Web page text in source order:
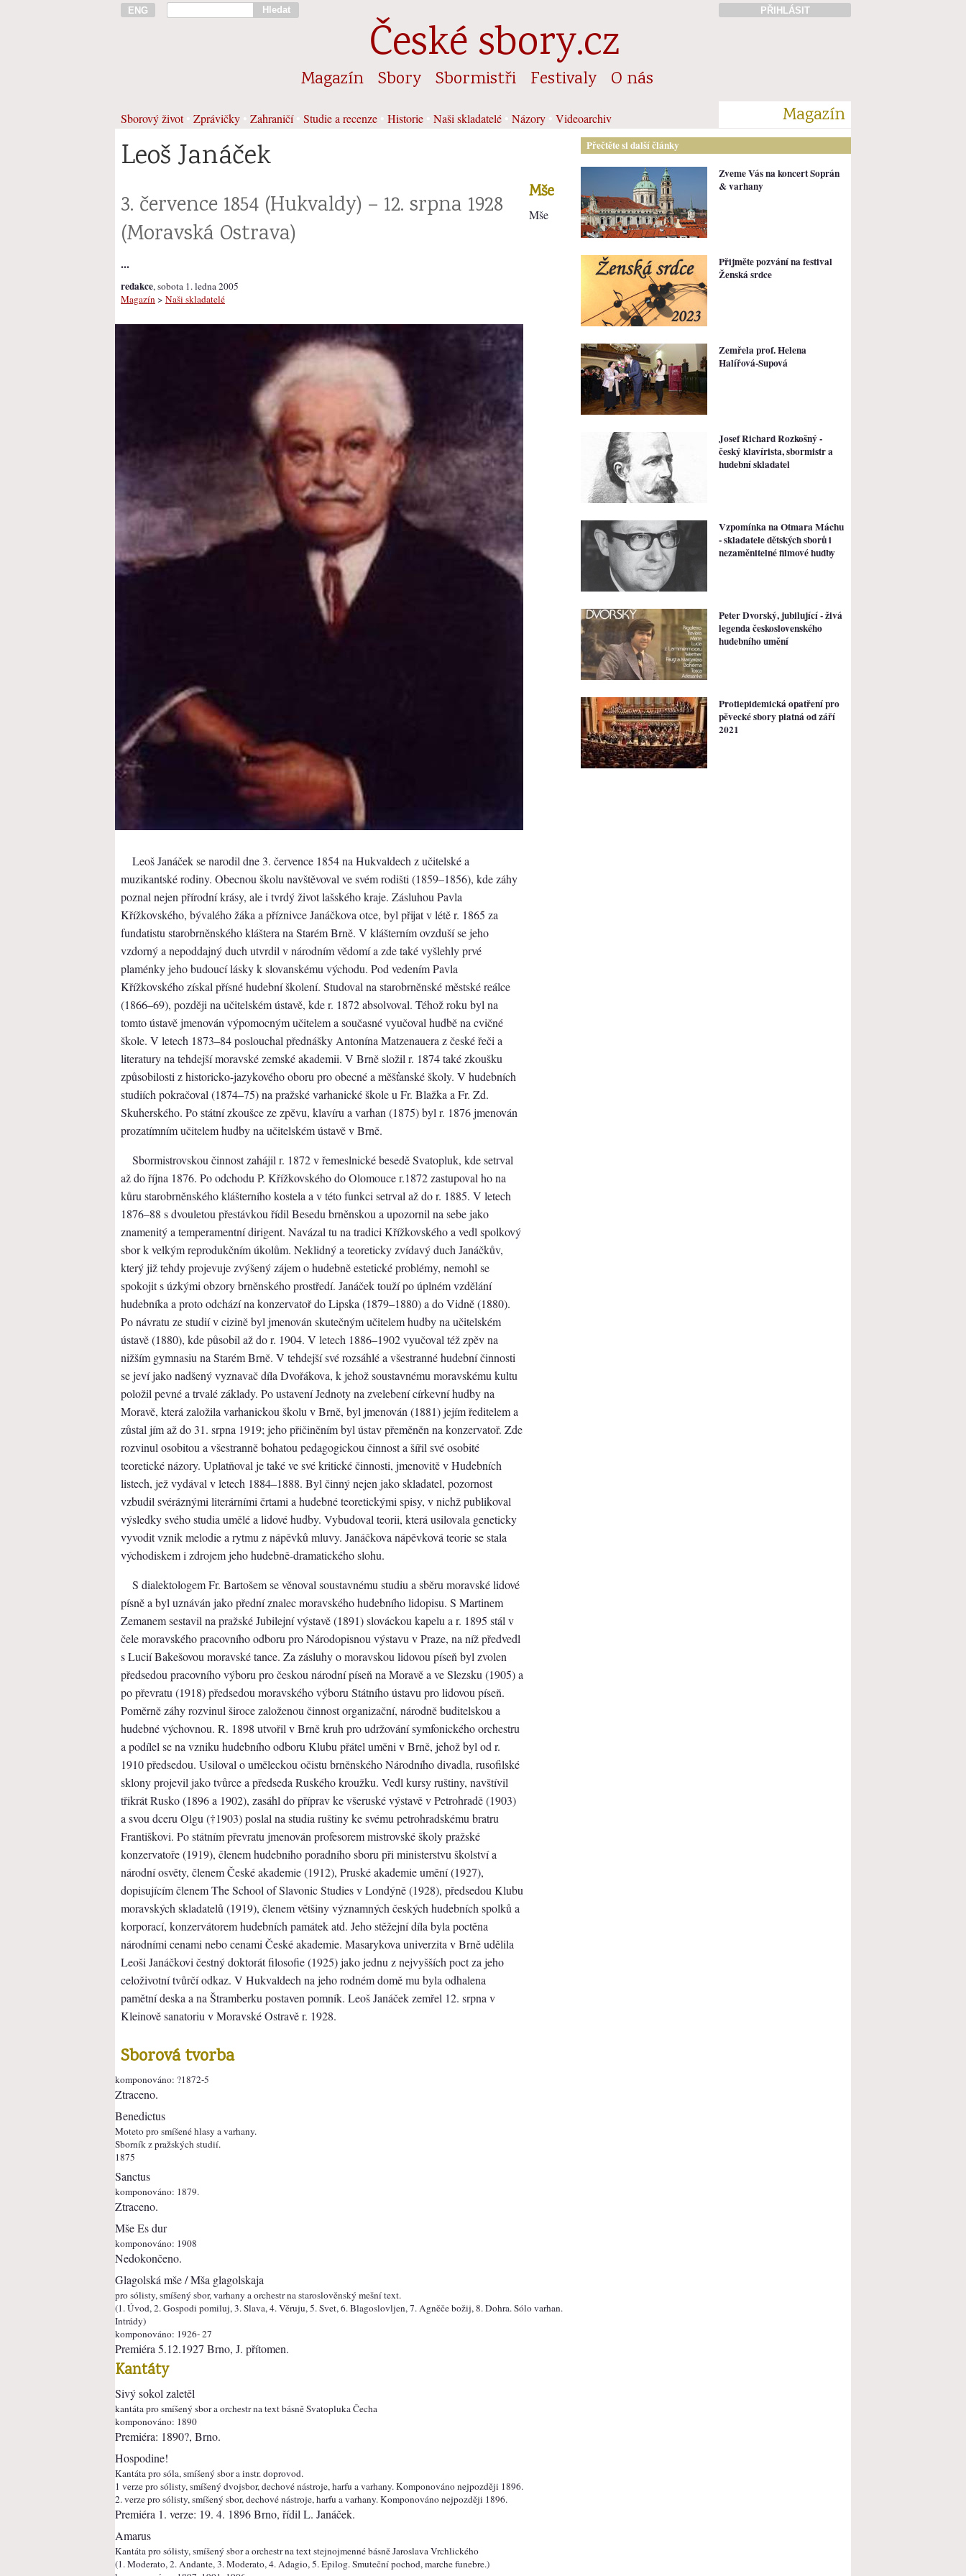
ENG Hledat PŘIHLÁSIT
České sbory.cz
Magazín Sbory Sbormistři Festivaly O nás
Sborový život• Zprávičky Zahraničí• Studie a recenze Historie Naši skladatelé Názory Videoarchiv Magazín
Leoš Janáček
3. července 1854 (Hukvaldy) – 12. srpna 1928
(Moravská Ostrava)
...
redakce, sobota 1. ledna 2005
Magazín > Naši skladatelé
Leoš Janáček se narodil dne 3. července 1854 na Hukvaldech z učitelské a
muzikantské rodiny. Obecnou školu navštěvoval ve svém rodišti (1859–1856), kde záhy
poznal nejen přírodní krásy, ale i tvrdý život lašského kraje. Zásluhou Pavla
Křížkovského, bývalého žáka a příznivce Janáčkova otce, byl přijat v létě r. 1865 za
fundatistu starobrněnského kláštera na Starém Brně. V klášterním ovzduší se jeho
vzdorný a nepoddajný duch utvrdil v národním vědomí a zde také vyšlehly prvé
plaménky jeho budoucí lásky k slovanskému východu. Pod vedením Pavla
Křížkovského získal přísné hudební školení. Studoval na starobrněnské městské reálce
(1866–69), později na učitelském ústavě, kde r. 1872 absolvoval. Téhož roku byl na
tomto ústavě jmenován výpomocným učitelem a současné vyučoval hudbě na cvičné
škole. V letech 1873–84 poslouchal přednášky Antonína Matzenauera z české řeči a
literatury na tehdejší moravské zemské akademii. V Brně složil r. 1874 také zkoušku
způsobilosti z historicko-jazykového oboru pro obecné a měšťanské školy. V hudebních
studiích pokračoval (1874–75) na pražské varhanické škole u Fr. Blažka a Fr. Zd.
Skuherského. Po státní zkoušce ze zpěvu, klavíru a varhan (1875) byl r. 1876 jmenován
prozatímním učitelem hudby na učitelském ústavě v Brně.
Sbormistrovskou činnost zahájil r. 1872 v řemeslnické besedě Svatopluk, kde setrval
až do října 1876. Po odchodu P. Křížkovského do Olomouce r.1872 zastupoval ho na
kůru starobrněnského klášterního kostela a v této funkci setrval až do r. 1885. V letech
1876–88 s dvouletou přestávkou řídil Besedu brněnskou a upozornil na sebe jako
znamenitý a temperamentní dirigent. Navázal tu na tradici Křížkovského a vedl spolkový
sbor k velkým reprodukčním úkolům. Neklidný a teoreticky zvídavý duch Janáčkův,
který již tehdy projevuje zvýšený zájem o hudebně estetické problémy, nemohl se
spokojit s úzkými obzory brněnského prostředí. Janáček touží po úplném vzdělání
hudebníka a proto odchází na konzervatoř do Lipska (1879–1880) a do Vidně (1880).
Po návratu ze studií v cizině byl jmenován skutečným učitelem hudby na učitelském
ústavě (1880), kde působil až do r. 1904. V letech 1886–1902 vyučoval též zpěv na
nižším gymnasiu na Starém Brně. V tehdejší své rozsáhlé a všestranné hudební činnosti
se jeví jako nadšený vyznavač díla Dvořákova, k jehož soustavnému moravskému kultu
položil pevné a trvalé základy. Po ustavení Jednoty na zvelebení církevní hudby na
Moravě, která založila varhanickou školu v Brně, byl jmenován (1881) jejím ředitelem a
zůstal jím až do 31. srpna 1919; jeho přičiněním byl ústav přeměněn na konzervatoř. Zde
rozvinul osobitou a všestranně bohatou pedagogickou činnost a šířil své osobité
teoretické názory. Uplatňoval je také ve své kritické činnosti, jmenovitě v Hudebních
listech, jež vydával v letech 1884–1888. Byl činný nejen jako skladatel, pozornost
vzbudil svéráznými literárními črtami a hudebné teoretickými spisy, v nichž publikoval
výsledky svého studia umělé a lidové hudby. Vybudoval teorii, která usilovala geneticky
vyvodit vznik melodie a rytmu z nápěvků mluvy. Janáčkova nápěvková teorie se stala
východiskem i zdrojem jeho hudebně-dramatického slohu.
S dialektologem Fr. Bartošem se věnoval soustavnému studiu a sběru moravské lidové
písně a byl uznáván jako přední znalec moravského hudebního lidopisu. S Martinem
Zemanem sestavil na pražské Jubilejní výstavě (1891) slováckou kapelu a r. 1895 stál v
čele moravského pracovního odboru pro Národopisnou výstavu v Praze, na níž předvedl
s Lucií Bakešovou moravské tance. Za zásluhy o moravskou lidovou píseň byl zvolen
předsedou pracovního výboru pro českou národní píseň na Moravě a ve Slezsku (1905) a
po převratu (1918) předsedou moravského výboru Státního ústavu pro lidovou píseň.
Poměrně záhy rozvinul široce založenou činnost organizační, národně buditelskou a
hudebné výchovnou. R. 1898 utvořil v Brně kruh pro udržování symfonického orchestru
a podílel se na vzniku hudebního odboru Klubu přátel uměni v Brně, jehož byl od r.
1910 předsedou. Usiloval o uměleckou očistu brněnského Národního divadla, rusofilské
sklony projevil jako tvůrce a předseda Ruského kroužku. Vedl kursy ruštiny, navštívil
třikrát Rusko (1896 a 1902), zasáhl do příprav ke všeruské výstavě v Petrohradě (1903)
a svou dceru Olgu (†1903) poslal na studia ruštiny ke svému petrohradskému bratru
Františkovi. Po státním převratu jmenován profesorem mistrovské školy pražské
konzervatoře (1919), členem hudebního poradního sboru při ministerstvu školství a
národní osvěty, členem České akademie (1912), Pruské akademie umění (1927),
dopisujícím členem The School of Slavonic Studies v Londýně (1928), předsedou Klubu
moravských skladatelů (1919), členem většiny významných českých hudebních spolků a
korporací, konzervátorem hudebních památek atd. Jeho stěžejní díla byla poctěna
národními cenami nebo cenami České akademie. Masarykova univerzita v Brně udělila
Leoši Janáčkovi čestný doktorát filosofie (1925) jako jednu z nejvyšších poct za jeho
celoživotní tvůrčí odkaz. V Hukvaldech na jeho rodném domě mu byla odhalena
pamětní deska a na Štramberku postaven pomník. Leoš Janáček zemřel 12. srpna v
Kleinově sanatoriu v Moravské Ostravě r. 1928.
Sborová tvorba
Mše
Mše
komponováno: ?1872-5
Ztraceno.
Benedictus
Moteto pro smíšené hlasy a varhany.
Sborník z pražských studií.
1875
Sanctus
komponováno: 1879.
Ztraceno.
Mše Es dur
komponováno: 1908
Nedokončeno.
Glagolská mše / Mša glagolskaja
pro sólisty, smíšený sbor, varhany a orchestr na staroslověnský mešní text.
(1. Úvod, 2. Gospodi pomiluj, 3. Slava, 4. Věruju, 5. Svet, 6. Blagoslovljen, 7. Agněče božij, 8. Dohra. Sólo varhan.
Intrády)
komponováno: 1926- 27
Premiéra 5.12.1927 Brno, J. přítomen.
Kantáty
Sivý sokol zaletěl
kantáta pro smíšený sbor a orchestr na text básně Svatopluka Čecha
komponováno: 1890
Premiéra: 1890?, Brno.
Hospodine!
Kantáta pro sóla, smíšený sbor a instr. doprovod.
1 verze pro sólisty, smíšený dvojsbor, dechové nástroje, harfu a varhany. Komponováno nejpozději 1896.
2. verze pro sólisty, smíšený sbor, dechové nástroje, harfu a varhany. Komponováno nejpozději 1896.
Premiéra 1. verze: 19. 4. 1896 Brno, řídil L. Janáček.
Amarus
Kantáta pro sólisty, smíšený sbor a orchestr na text stejnojmenné básně Jaroslava Vrchlického
(1. Moderato, 2. Andante, 3. Moderato, 4. Adagio, 5. Epilog. Smuteční pochod, marche funebre.)
Přečtěte si další články
Zveme Vás na koncert Soprán
& varhany
Přijměte pozvání na festival
Ženská srdce
Zemřela prof. Helena
Halířová-Supová
Josef Richard Rozkošný -
český klavírista, sbormistr a
hudební skladatel
Vzpomínka na Otmara Máchu
- skladatele dětských sborů i
nezaměnitelné filmové hudby
Peter Dvorský, jubilující - živá
legenda československého
hudebního umění
Protiepidemická opatření pro
pěvecké sbory platná od září
2021